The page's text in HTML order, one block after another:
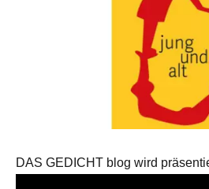
DAS GEDICHT blog wird